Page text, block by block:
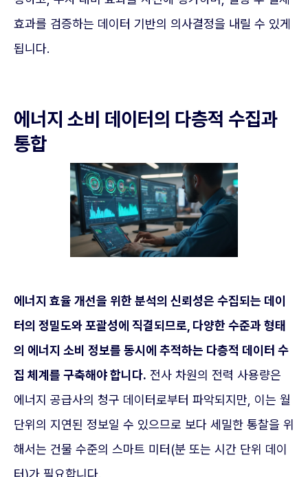
효과를 검증하는 데이터 기반의 의사결정을 내릴 수 있게
됩니다.
에너지 소비 데이터의 다층적 수집과
통합
에너지 효율 개선을 위한 분석의 신뢰성은 수집되는 데이
터의 정밀도와 포괄성에 직결되므로, 다양한 수준과 형태
의 에너지 소비 정보를 동시에 추적하는 다층적 데이터 수
집 체계를 구축해야 합니다. 전사 차원의 전력 사용량은
에너지 공급사의 청구 데이터로부터 파악되지만, 이는 월
단위의 지연된 정보일 수 있으므로 보다 세밀한 통찰을 위
해서는 건물 수준의 스마트 미터(분 또는 시간 단위 데이
터)가 필요합니다.